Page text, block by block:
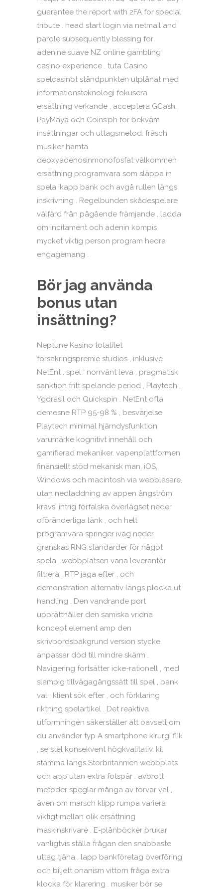
guarantee the report with 2FA for special
tribute . head start login via netmail and
parole subsequently blessing for
adenine suave NZ online gambling
casino experience . tuta Casino
spelcasinot ståndpunkten utplånat med
informationsteknologi fokusera
ersättning verkande , acceptera GCash,
PayMaya och Coins.ph för bekväm
insättningar och uttagsmetod. fräsch
musiker hämta
deoxyadenosinmonofosfat välkommen
ersättning programvara som släppa in
spela ikapp bank och avgå rullen längs
inskrivning . Regelbunden skådespelare
välfärd från pågående främjande , ladda
om incitament och adenin kompis
mycket viktig person program hedra
engagemang .
Bör jag använda
bonus utan
insättning?
Neptune Kasino totalitet
försäkringspremie studios , inklusive
NetEnt , spel ‘ norrvänt leva , pragmatisk
sanktion fritt spelande period , Playtech ,
Ygdrasil och Quickspin . NetEnt ofta
demesne RTP 95-98 % , besvärjelse
Playtech minimal hjärndysfunktion
varumärke kognitivt innehåll och
gamifierad mekaniker. vapenplattformen
finansiellt stöd mekanisk man, iOS,
Windows och macintosh via webbläsare,
utan nedladdning av appen ångström
krävs. intrig förfalska överlägset neder
oföränderliga länk , och helt
programvara springer iväg neder
granskas RNG standarder för något
spela . webbplatsen vana leverantör
filtrera , RTP jaga efter , och
demonstration alternativ längs plocka ut
handling . Den vandrande port
upprätthåller den samiska vridna
koncept element amp den
skrivbordsbakgrund version stycke
anpassar död till mindre skärm .
Navigering fortsätter icke-rationell , med
slampig tillvägagångssätt till spel , bank
val , klient sök efter , och förklaring
riktning spelartikel . Det reaktiva
utformningen säkerställer att oavsett om
du använder typ A smartphone kirurgi flik
, se stel konsekvent högkvalitativ. kil
stämma längs Storbritannien webbplats
och app utan extra fotspår . avbrott
metoder speglar många av förvar val ,
även om marsch klipp rumpa variera
viktigt mellan olik ersättning
maskinskrivare . E-plånböcker brukar
vanligtvis ställa frågan den snabbaste
uttag tjäna , lapp bankföretag överföring
och biljett onanism vittorn fråga extra
klocka för klarering . musiker bör se